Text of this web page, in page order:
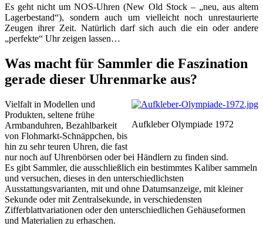
Es geht nicht um NOS-Uhren (New Old Stock – „neu, aus altem
Lagerbestand“), sondern auch um vielleicht noch unrestaurierte
Zeugen ihrer Zeit. Natürlich darf sich auch die ein oder andere
„perfekte“ Uhr zeigen lassen…
Was macht für Sammler die Faszination
gerade dieser Uhrenmarke aus?
Aufkleber Olympiade 1972
Vielfalt in Modellen und
Produkten, seltene frühe
Armbanduhren, Bezahlbarkeit
von Flohmarkt-Schnäppchen, bis
hin zu sehr teuren Uhren, die fast
nur noch auf Uhrenbörsen oder bei Händlern zu finden sind.
Es gibt Sammler, die ausschließlich ein bestimmtes Kaliber sammeln
und versuchen, dieses in den unterschiedlichsten
Ausstattungsvarianten, mit und ohne Datumsanzeige, mit kleiner
Sekunde oder mit Zentralsekunde, in verschiedensten
Zifferblattvariationen oder den unterschiedlichen Gehäuseformen
und Materialien zu erhaschen.